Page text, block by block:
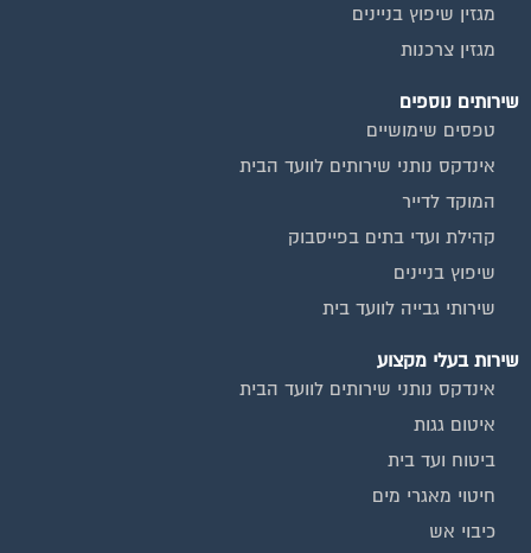
מגזין שיפוץ בניינים
מגזין צרכנות
שירותים נוספים
טפסים שימושיים
אינדקס נותני שירותים לוועד הבית
המוקד לדייר
קהילת ועדי בתים בפייסבוק
שיפוץ בניינים
שירותי גבייה לוועד בית
שירות בעלי מקצוע
אינדקס נותני שירותים לוועד הבית
איטום גגות
ביטוח ועד בית
חיטוי מאגרי מים
כיבוי אש